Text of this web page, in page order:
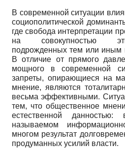
В современной ситуации
социополитической
где свобода интерпретации
на совокупностью
подрожденных тем или иным
В отличие от прямого
мощного в современной
запреты, опирающиеся на
мнение, являются
весьма эффективными.
тем, что общественное
естественной
называемом
многом ре­зультат
продуманных усилий власти.